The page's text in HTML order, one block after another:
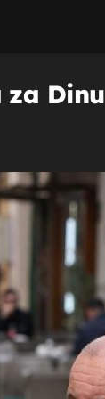
za Dinu